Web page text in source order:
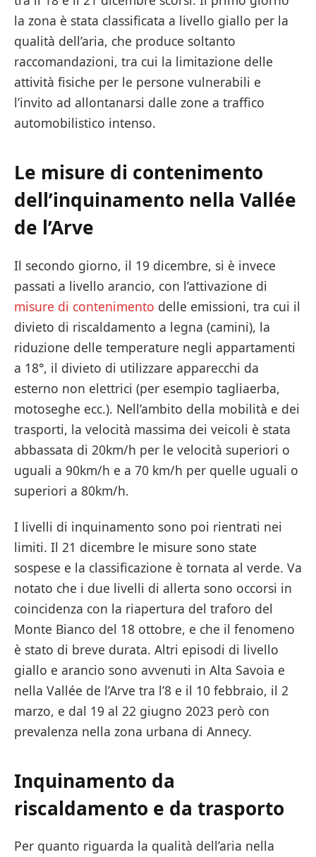
la zona è stata classificata a livello giallo per la
qualità dell’aria, che produce soltanto
raccomandazioni, tra cui la limitazione delle
attività fisiche per le persone vulnerabili e
l’invito ad allontanarsi dalle zone a traffico
automobilistico intenso.
Le misure di contenimento
dell’inquinamento nella Vallée
de l’Arve
Il secondo giorno, il 19 dicembre, si è invece
passati a livello arancio, con l’attivazione di
misure di contenimento delle emissioni, tra cui il
divieto di riscaldamento a legna (camini), la
riduzione delle temperature negli appartamenti
a 18°, il divieto di utilizzare apparecchi da
esterno non elettrici (per esempio tagliaerba,
motoseghe ecc.). Nell’ambito della mobilità e dei
trasporti, la velocità massima dei veicoli è stata
abbassata di 20km/h per le velocità superiori o
uguali a 90km/h e a 70 km/h per quelle uguali o
superiori a 80km/h.
I livelli di inquinamento sono poi rientrati nei
limiti. Il 21 dicembre le misure sono state
sospese e la classificazione è tornata al verde. Va
notato che i due livelli di allerta sono occorsi in
coincidenza con la riapertura del traforo del
Monte Bianco del 18 ottobre, e che il fenomeno
è stato di breve durata. Altri episodi di livello
giallo e arancio sono avvenuti in Alta Savoia e
nella Vallée de l’Arve tra l’8 e il 10 febbraio, il 2
marzo, e dal 19 al 22 giugno 2023 però con
prevalenza nella zona urbana di Annecy.
Inquinamento da
riscaldamento e da trasporto
Per quanto riguarda la qualità dell’aria nella